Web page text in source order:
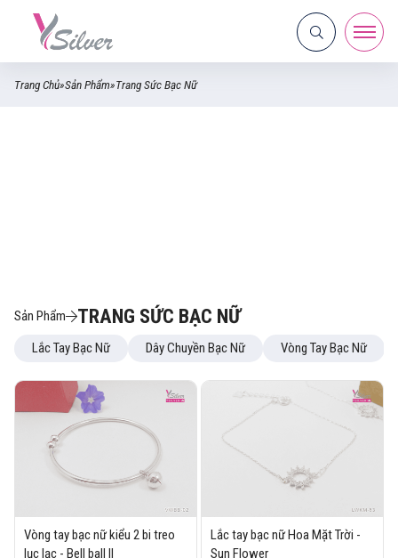
Trang Chủ»Sản Phẩm»Trang Sức Bạc Nữ
Sản Phẩm TRANG SỨC BẠC NỮ
Lắc Tay Bạc Nữ Dây Chuyền Bạc Nữ Vòng Tay Bạc Nữ
Vòng tay bạc nữ kiểu 2 bi treo
lục lạc - Bell ball II
Lắc tay bạc nữ Hoa Mặt Trời -
Sun Flower